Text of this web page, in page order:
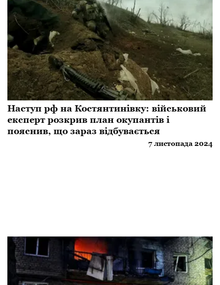
Наступ рф на Костянтинівку: військовий
експерт розкрив план окупантів і
пояснив, що зараз відбувається
7 листопада 2024